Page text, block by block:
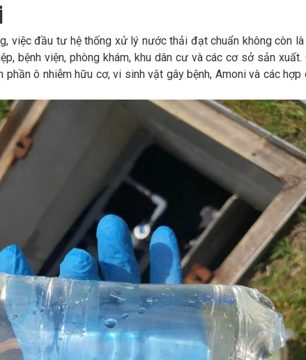
việc đầu tư hệ thống xử lý nước thải đạt chuẩn không còn
bệnh viện, phòng khám, khu dân cư và các cơ sở sản
ô nhiễm hữu cơ, vi sinh vật gây bệnh, Amoni và các hợp